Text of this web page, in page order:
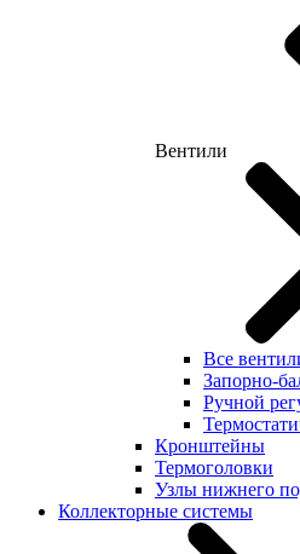
Вентили
Все
Запорно-
Ручной
Кронштейны
Термоголовки
Узлы нижнего
Коллекторные системы